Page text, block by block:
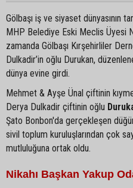
Gölbaşı iş ve siyaset dünyasının
MHP Belediye Eski Meclis Üyesi
zamanda Gölbaşı Kırşehirliler
Dulkadir’in oğlu Durukan,
dünya evine girdi.
Mehmet & Ayşe Ünal çiftinin
Derya Dulkadir çiftinin oğlu
Şato Bonbon'da gerçekleşen
sivil toplum kuruluşlarından çok
mutluluğuna ortak oldu.
Nikahı Başkan Yakup